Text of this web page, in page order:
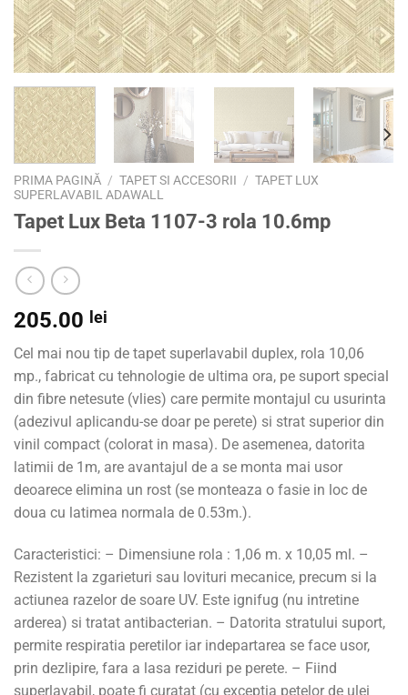
PRIMA PAGINĂ / TAPET SI ACCESORII / TAPET LUX
SUPERLAVABIL ADAWALL
Tapet Lux Beta 1107-3 rola 10.6mp
205.00 lei
Cel mai nou tip de tapet superlavabil duplex, rola 10,06
mp., fabricat cu tehnologie de ultima ora, pe suport special
din fibre netesute (vlies) care permite montajul cu usurinta
(adezivul aplicandu-se doar pe perete) si strat superior din
vinil compact (colorat in masa). De asemenea, datorita
latimii de 1m, are avantajul de a se monta mai usor
deoarece elimina un rost (se monteaza o fasie in loc de
doua cu latimea normala de 0.53m.).
Caracteristici: – Dimensiune rola : 1,06 m. x 10,05 ml. –
Rezistent la zgarieturi sau lovituri mecanice, precum si la
actiunea razelor de soare UV. Este ignifug (nu intretine
arderea) si tratat antibacterian. – Datorita stratului suport,
permite respiratia peretilor iar indepartarea se face usor,
prin dezlipire, fara a lasa reziduri pe perete. – Fiind
superlavabil, poate fi curatat (cu exceptia petelor de ulei